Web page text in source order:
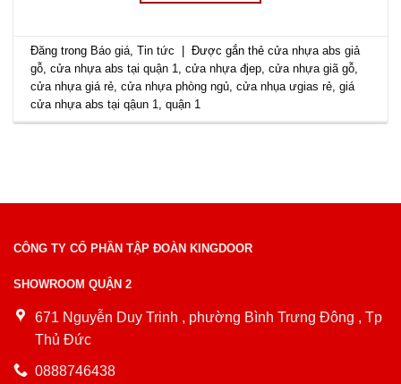
Đăng trong Báo giá,Tin tức Được gắn thẻcửa nhựa abs giả
gỗ,cửa nhựa abs tại quận 1,cửa nhựa đjep,cửa nhựa giã gỗ,
cửa nhựa giá rẻ,cửa nhựa phòng ngủ,cửa nhụa ưgias rẻ,giá
cửa nhựa abs tại qậun 1,quận 1
CÔNG TY CỔ PHẦN TẬP ĐOÀN KINGDOOR
SHOWROOM QUẬN 2
671 Nguyễn Duy Trinh , phường Bình Trưng Đông , Tp
Thủ Đức
0888746438